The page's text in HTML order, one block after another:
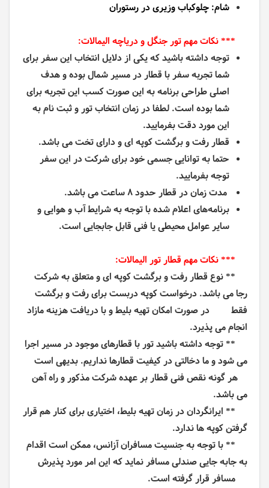
شام: چلوکباب وزیری در رستوران
*** نکات مهم تور جنگل و دریاچه الیمالات:
توجه داشته باشید که یکی از دلایل انتخاب این سفر برای
شما تجربه سفر با قطار در مسیر شمال بوده و هدف
اصلی طراحی برنامه به این صورت کسب این تجربه برای
شما بوده است. لطفا در زمان انتخاب تور و ثبت نام به
این مورد دقت بفرمایید.
قطار رفت و برگشت کوپه ای و دارای تخت می باشد.
حتما به توانایی جسمی خود برای شرکت در این سفر
توجه بفرمایید.
مدت زمان در قطار حدود 8 ساعت می باشد.
برنامه‌های اعلام شده با توجه به شرایط آب و هوایی و
سایر عوامل محیطی یا فنی قابل جابجایی است.
*** نکات مهم قطار تور الیمالات:
** نوع قطار رفت و برگشت کوپه ای و متعلق به شرکت
رجا می باشد. درخواست کوپه دربست برای رفت و برگشت
فقط در صورت امکان تهیه بلیط و با دریافت هزینه مازاد
انجام می پذیرد.
** توجه داشته باشید تور با قطارهای موجود در مسیر اجرا
می شود و ما دخالتی در کیفیت قطارها نداریم. بدیهی است
هر گونه نقص فنی قطار بر عهده شرکت مذکور و راه آهن
می باشد.
** ایرانگردان در زمان تهیه بلیط، اختیاری برای کنار هم قرار
گرفتن کوپه ها ندارد.
** با توجه به جنسیت مسافران آزانس، ممکن است اقدام
به جابه جایی صندلی مسافر نماید که این امر مورد پذیرش
مسافر قرار گرفته است.